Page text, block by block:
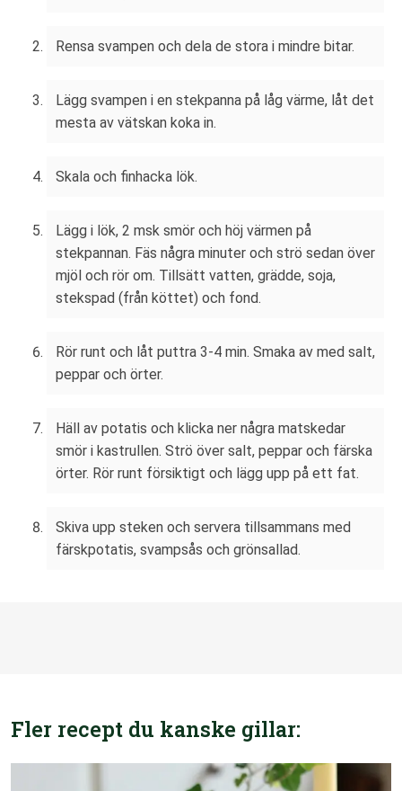
Rensa svampen och dela de stora i mindre bitar.
Lägg svampen i en stekpanna på låg värme, låt det
mesta av vätskan koka in.
Skala och finhacka lök.
Lägg i lök, 2 msk smör och höj värmen på
stekpannan. Fäs några minuter och strö sedan över
mjöl och rör om. Tillsätt vatten, grädde, soja,
stekspad (från köttet) och fond.
Rör runt och låt puttra 3-4 min. Smaka av med salt,
peppar och örter.
Häll av potatis och klicka ner några matskedar
smör i kastrullen. Strö över salt, peppar och färska
örter. Rör runt försiktigt och lägg upp på ett fat.
Skiva upp steken och servera tillsammans med
färskpotatis, svampsås och grönsallad.
Fler recept du kanske gillar: